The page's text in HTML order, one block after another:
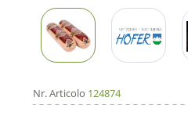
Nr. Articolo 124874